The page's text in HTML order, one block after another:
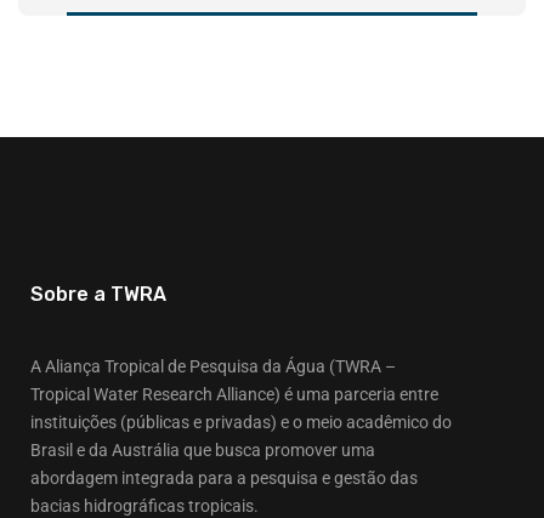
Sobre a TWRA
A Aliança Tropical de Pesquisa da Água (TWRA –
Tropical Water Research Alliance) é uma parceria entre
instituições (públicas e privadas) e o meio acadêmico do
Brasil e da Austrália que busca promover uma
abordagem integrada para a pesquisa e gestão das
bacias hidrográficas tropicais.